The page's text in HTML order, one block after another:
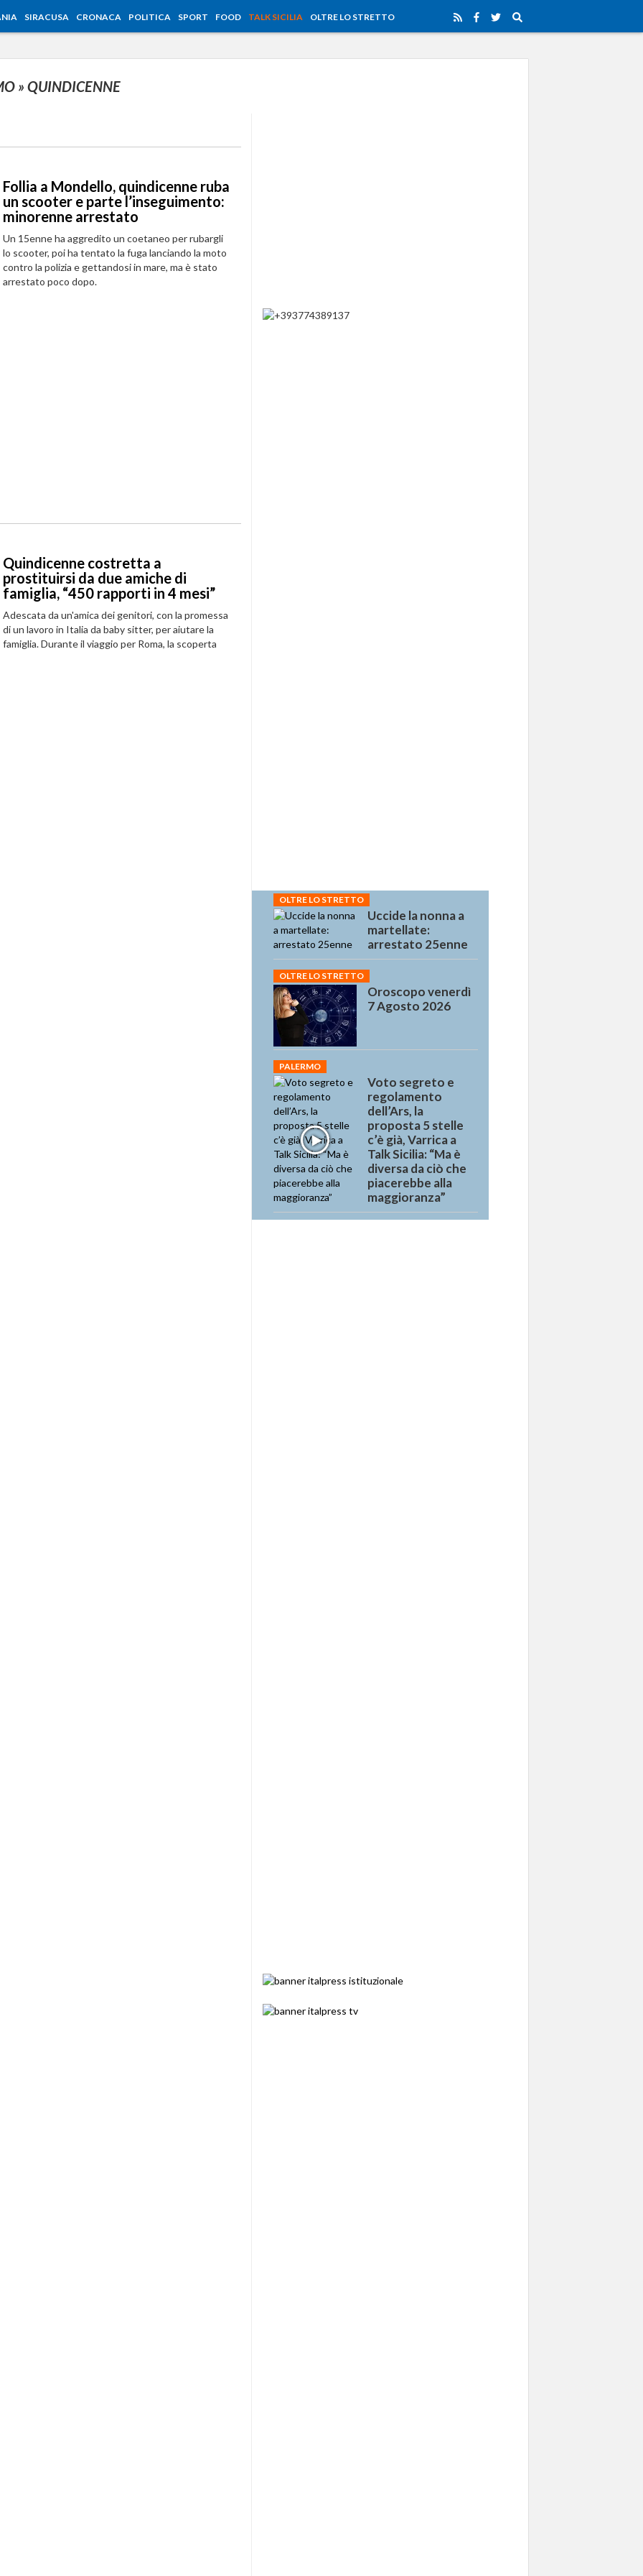
SIRACUSA CRONACA POLITICA SPORT FOOD TALK SICILIA OLTRE LO STRETTO
» QUINDICENNE
Follia a Mondello, quindicenne ruba
un scooter e parte l’inseguimento:
minorenne arrestato
Un 15enne ha aggredito un coetaneo per rubargli
lo scooter, poi ha tentato la fuga lanciando la moto
contro la polizia e gettandosi in mare, ma è stato
arrestato poco dopo.
Quindicenne costretta a
prostituirsi da due amiche di
famiglia, “450 rapporti in 4 mesi”
Adescata da un'amica dei genitori, con la promessa
di un lavoro in Italia da baby sitter, per aiutare la
famiglia. Durante il viaggio per Roma, la scoperta
OLTRE LO STRETTO
Uccide la nonna a
martellate:
arrestato 25enne
OLTRE LO STRETTO
Oroscopo venerdì
7 Agosto 2026
PALERMO
Voto segreto e
regolamento
dell’Ars, la
proposta 5 stelle
c’è già, Varrica a
Talk Sicilia: “Ma è
diversa da ciò che
piacerebbe alla
maggioranza”